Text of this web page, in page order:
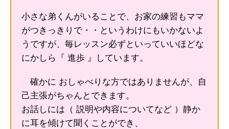
小さな弟くんがいることで、お家の練習もママ
がつきっきりで・・というわけにもいかないよ
うですが、毎レッスン必ずといっていいほどな
にかしら『 進歩 』しています。
確かに おしゃべりな方ではありませんが、自
己主張がちゃんとできます。
お話しには（ 説明や内容についてなど ）静か
に耳を傾けて聞くことができ、